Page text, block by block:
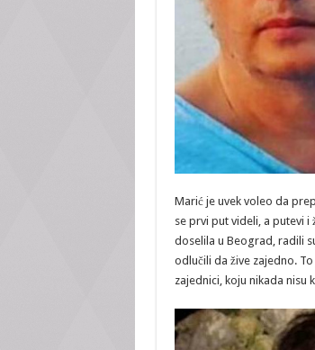
Marić je uvek voleo da
se prvi put videli, a putevi
doselila u Beograd, radili
odlučili da žive zajedno.
zajednici, koju nikada nisu